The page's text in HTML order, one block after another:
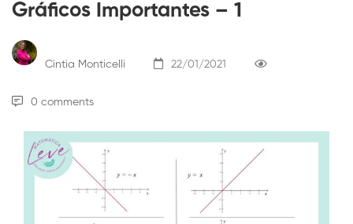
Gráficos Importantes – 1
Cintia Monticelli 22/01/2021
0 comments